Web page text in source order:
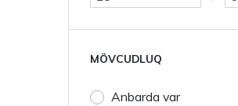
MÖVCUDLUQ
Anbarda var